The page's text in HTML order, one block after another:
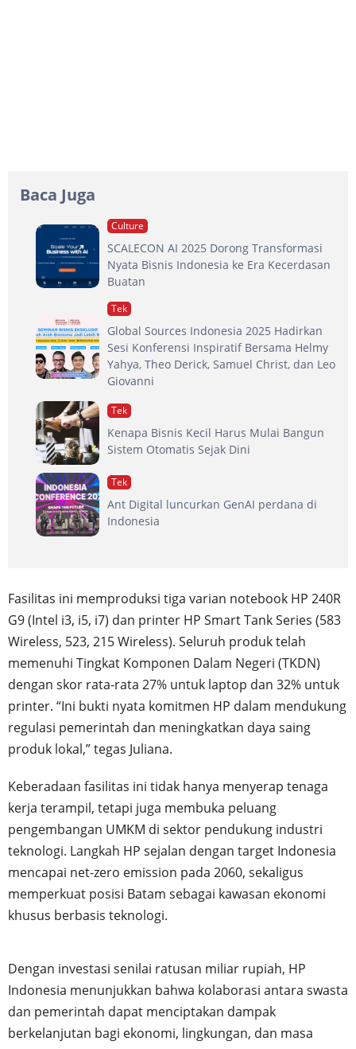
Baca Juga
Culture
SCALECON AI 2025 Dorong Transformasi
Nyata Bisnis Indonesia ke Era Kecerdasan
Buatan
Tek
Global Sources Indonesia 2025 Hadirkan
Sesi Konferensi Inspiratif Bersama Helmy
Yahya, Theo Derick, Samuel Christ, dan Leo
Giovanni
Tek
Kenapa Bisnis Kecil Harus Mulai Bangun
Sistem Otomatis Sejak Dini
Tek
Ant Digital luncurkan GenAI perdana di
Indonesia
Fasilitas ini memproduksi tiga varian notebook HP 240R
G9 (Intel i3, i5, i7) dan printer HP Smart Tank Series (583
Wireless, 523, 215 Wireless). Seluruh produk telah
memenuhi Tingkat Komponen Dalam Negeri (TKDN)
dengan skor rata-rata 27% untuk laptop dan 32% untuk
printer. “Ini bukti nyata komitmen HP dalam mendukung
regulasi pemerintah dan meningkatkan daya saing
produk lokal,” tegas Juliana.
Keberadaan fasilitas ini tidak hanya menyerap tenaga
kerja terampil, tetapi juga membuka peluang
pengembangan UMKM di sektor pendukung industri
teknologi. Langkah HP sejalan dengan target Indonesia
mencapai net-zero emission pada 2060, sekaligus
memperkuat posisi Batam sebagai kawasan ekonomi
khusus berbasis teknologi.
Dengan investasi senilai ratusan miliar rupiah, HP
Indonesia menunjukkan bahwa kolaborasi antara swasta
dan pemerintah dapat menciptakan dampak
berkelanjutan bagi ekonomi, lingkungan, dan masa